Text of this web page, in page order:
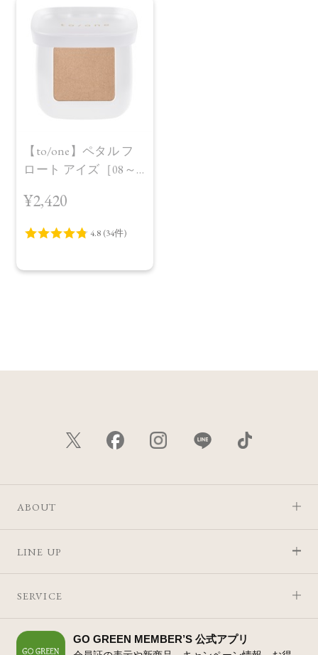
【to/one】ペタル フ
ロート アイズ［08～
¥2,420
ABOUT
LINE UP
SERVICE
GO GREEN MEMBER’S 公式アプリ